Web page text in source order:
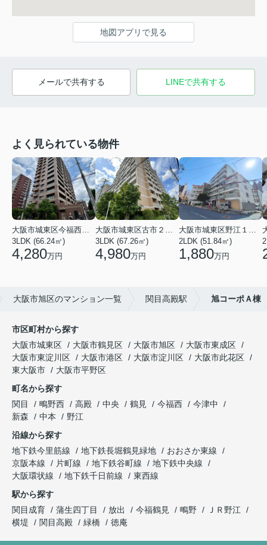
地図アプリで見る
メールで共有する LINEで共有する
よく見られている物件
大阪市城東区今福西６丁目
3LDK (66.24㎡)
4,280万円
大阪市城東区古市２丁目
3LDK (67.26㎡)
4,980万円
大阪市城東区野江１丁目
2LDK (51.84㎡)
1,880万円
大阪市旭区のマンション一覧 関目高殿駅 旭コーポＡ棟
市区町村から探す
大阪市城東区
大阪市鶴見区 大阪市旭区
大阪市東成区
大阪市東淀川区
大阪市港区 大阪市淀川区
大阪市此花区
東大阪市
大阪市平野区
町名から探す
関目
鴫野西 高殿 中央 鶴見 今福西
今津中
新森
中本
野江
沿線から探す
地下鉄今里筋線
地下鉄長堀鶴見緑地
おおさか東線
京阪本線
片町線 地下鉄谷町線
地下鉄中央線
大阪環状線
地下鉄千日前線
東西線
駅から探す
関目成育
蒲生四丁目 放出 今福鶴見 鴫野
ＪＲ野江
横堤
関目高殿 緑橋 徳庵